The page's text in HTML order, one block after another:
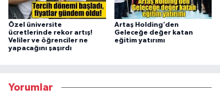
Özel üniversite
ücretlerinde rekor artış!
Veliler ve öğrenciler ne
yapacağını şaşırdı
Artaş Holding’den
Geleceğe değer katan
eğitim yatırımı
Yorumlar